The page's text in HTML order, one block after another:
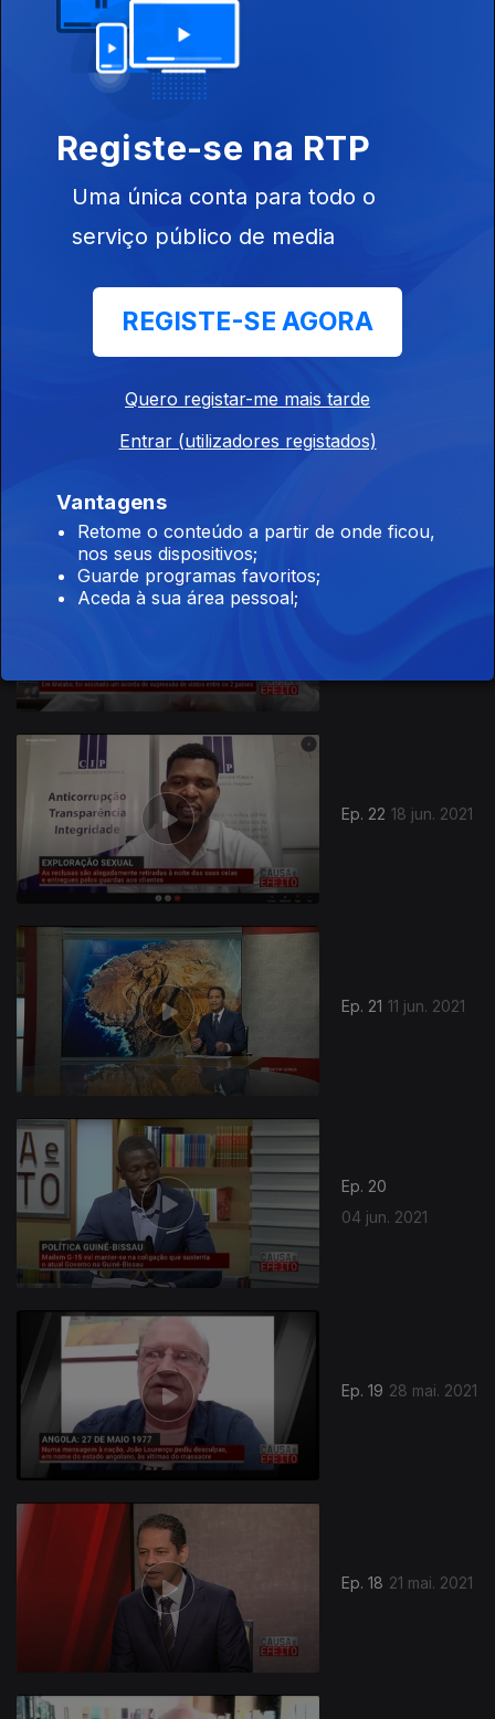
Ep. 24
Ep. 22 18 jun. 2021
Ep. 21 11 jun. 2021
550818
Ep. 20
04 jun. 2021
Ep. 19 28 mai. 2021
Ep. 18 21 mai. 2021
Registe-se na RTP
Uma única conta para todo o
serviço público de media
REGISTE-SE AGORA
Quero registar-me mais tarde
Entrar (utilizadores registados)
Vantagens
Retome o conteúdo a partir de onde ficou,
nos seus dispositivos;
Guarde programas favoritos;
Aceda à sua área pessoal;